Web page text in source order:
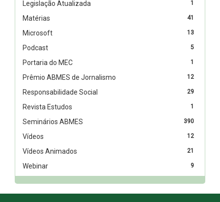
1
Legislação Atualizada
41
Matérias
13
Microsoft
5
Podcast
1
Portaria do MEC
12
Prêmio ABMES de Jornalismo
29
Responsabilidade Social
1
Revista Estudos
390
Seminários ABMES
12
Vídeos
21
Vídeos Animados
9
Webinar